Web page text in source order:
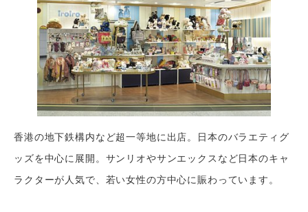
香港の地下鉄構内など超一等地に出店。日本のバラエティグ
ッズを中心に展開。 サンリオやサンエックスなど日本のキャ
ラクターが人気で、 若い女性の方中心に賑わっています。